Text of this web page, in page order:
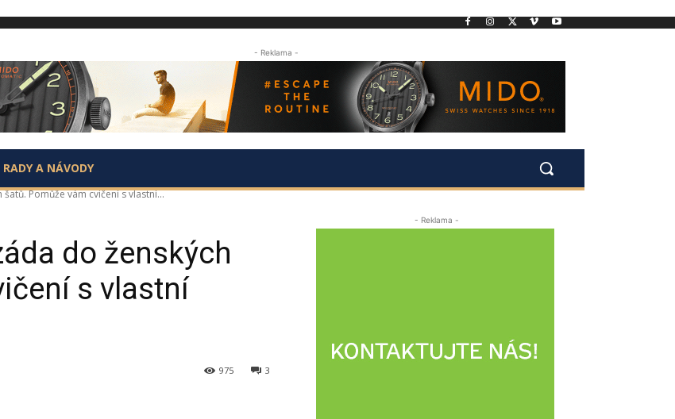
- Reklama -
RADY A NÁVODY
Pomůže vám cvičení s vlastní...
do ženských
s vlastní
3
975
- Reklama -